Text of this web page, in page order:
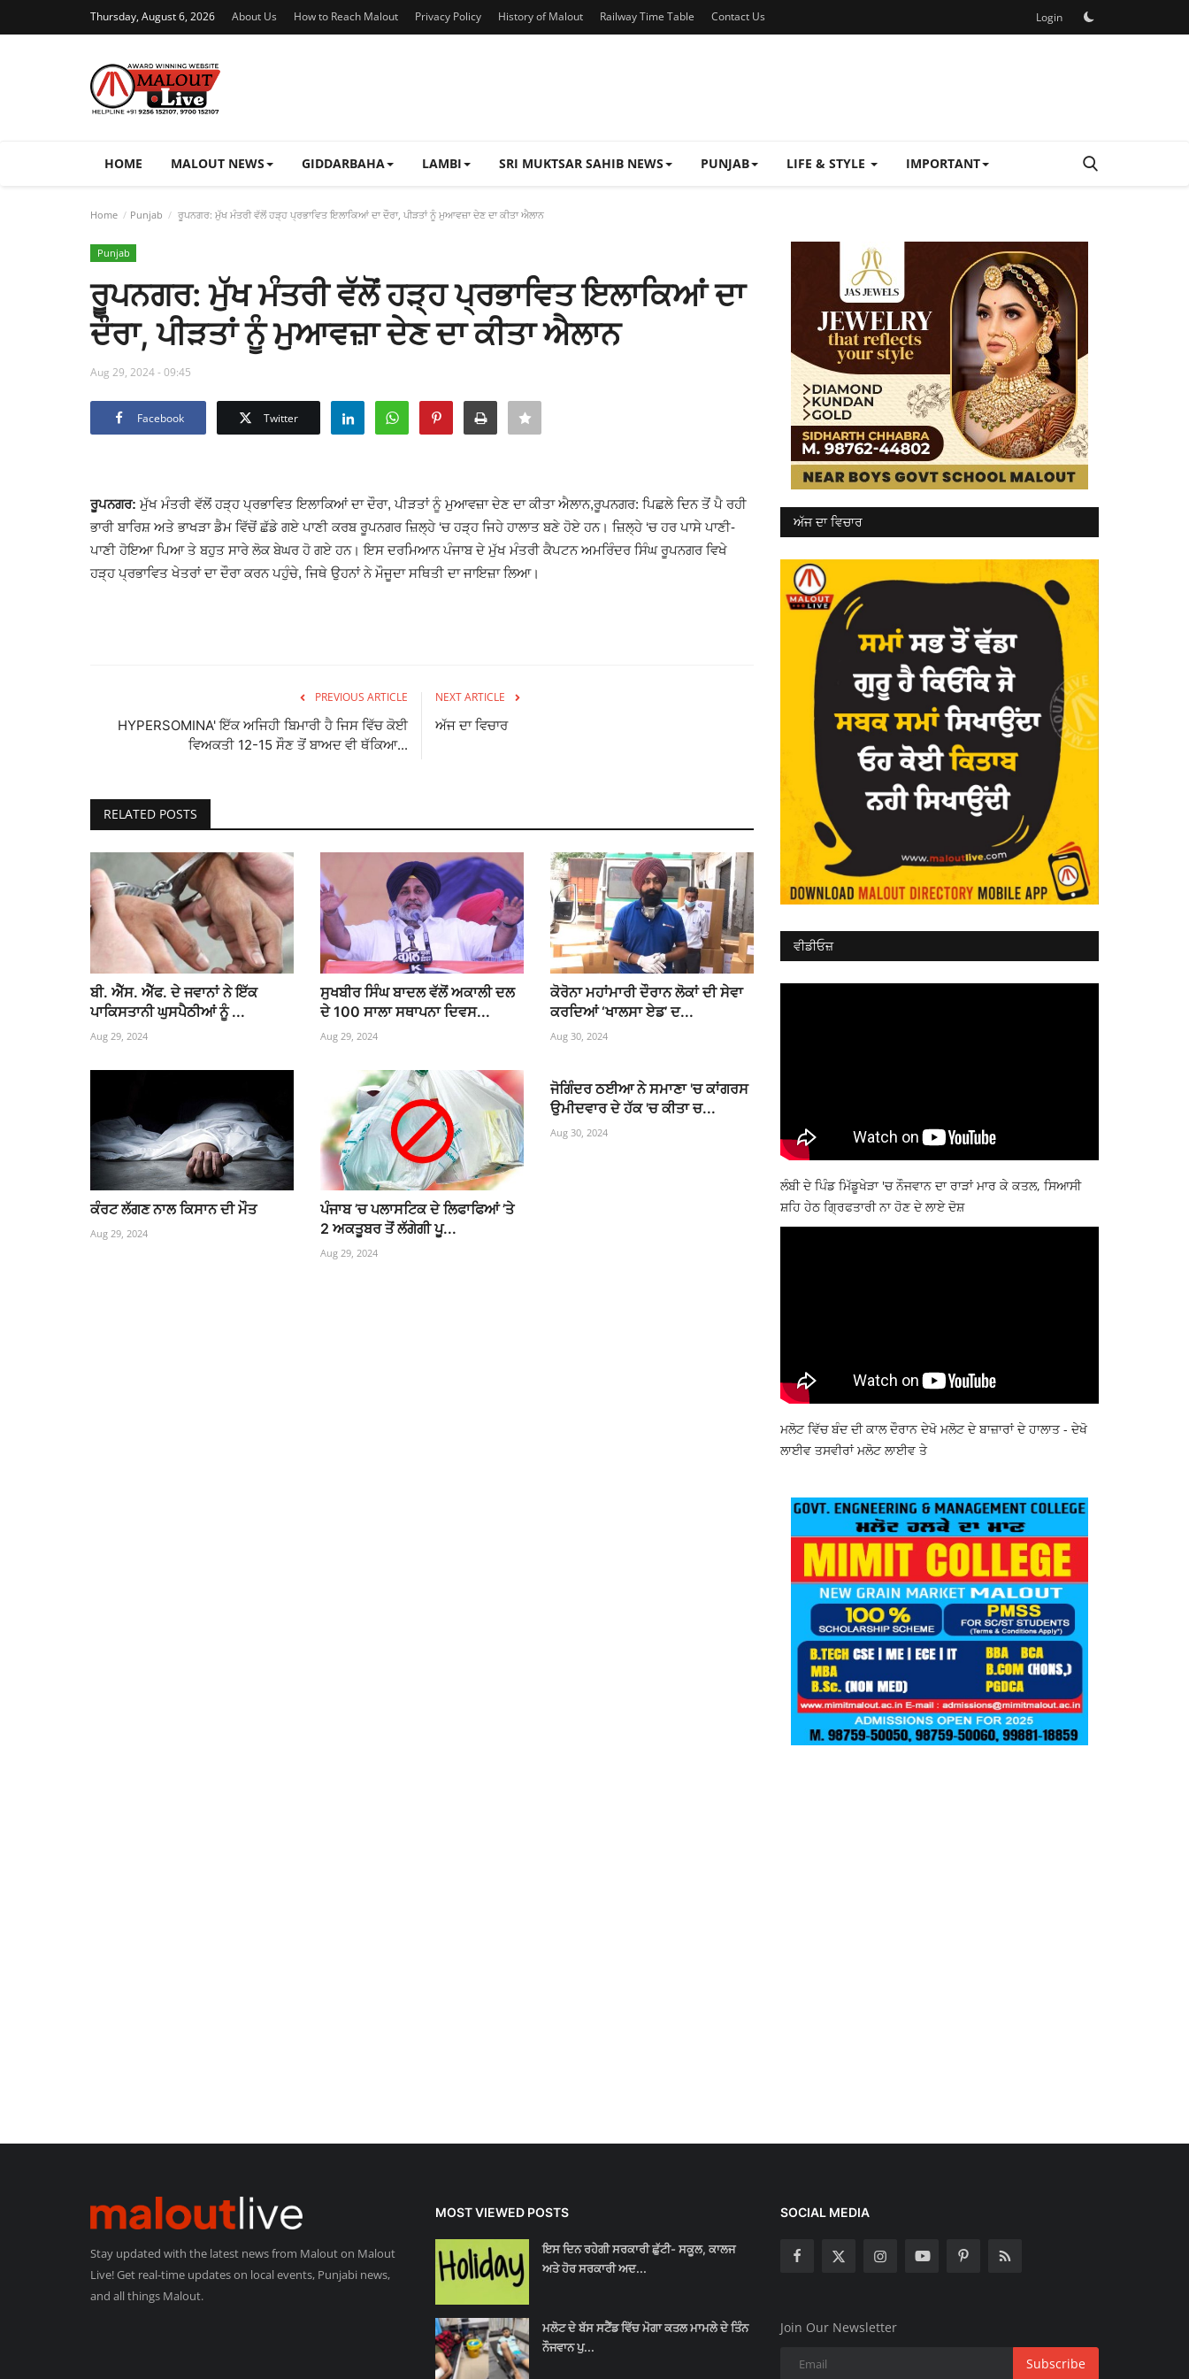
Thursday, August 6, 2026 About Us How to Reach Malout Privacy Policy History of Malout Railway Time Table Contact Us Login
HOME MALOUT NEWS GIDDARBAHA LAMBI SRI MUKTSAR SAHIB NEWS PUNJAB LIFE & STYLE IMPORTANT
Home Punjab ਰੂਪਨਗਰ: ਮੁੱਖ ਮੰਤਰੀ ਵੱਲੋਂ ਹੜ੍ਹ ਪ੍ਰਭਾਵਿਤ ਇਲਾਕਿਆਂ ਦਾ ਦੌਰਾ, ਪੀੜਤਾਂ ਨੂੰ ਮੁਆਵਜ਼ਾ ਦੇਣ ਦਾ ਕੀਤਾ ਐਲਾਨ
Punjab
ਰੂਪਨਗਰ: ਮੁੱਖ ਮੰਤਰੀ ਵੱਲੋਂ ਹੜ੍ਹ ਪ੍ਰਭਾਵਿਤ ਇਲਾਕਿਆਂ ਦਾ
ਦੌਰਾ, ਪੀੜਤਾਂ ਨੂੰ ਮੁਆਵਜ਼ਾ ਦੇਣ ਦਾ ਕੀਤਾ ਐਲਾਨ
Aug 29, 2024 - 09:45
Facebook Twitter
ਰੂਪਨਗਰ: ਮੁੱਖ ਮੰਤਰੀ ਵੱਲੋਂ ਹੜ੍ਹ ਪ੍ਰਭਾਵਿਤ ਇਲਾਕਿਆਂ ਦਾ ਦੌਰਾ, ਪੀੜਤਾਂ ਨੂੰ ਮੁਆਵਜ਼ਾ ਦੇਣ ਦਾ ਕੀਤਾ ਐਲਾਨ,ਰੂਪਨਗਰ: ਪਿਛਲੇ ਦਿਨ ਤੋਂ ਪੈ ਰਹੀ
ਭਾਰੀ ਬਾਰਿਸ਼ ਅਤੇ ਭਾਖੜਾ ਡੈਮ ਵਿੱਚੋਂ ਛੱਡੇ ਗਏ ਪਾਣੀ ਕਰਬ ਰੂਪਨਗਰ ਜ਼ਿਲ੍ਹੇ ‘ਚ ਹੜ੍ਹ ਜਿਹੇ ਹਾਲਾਤ ਬਣੇ ਹੋਏ ਹਨ। ਜ਼ਿਲ੍ਹੇ ‘ਚ ਹਰ ਪਾਸੇ ਪਾਣੀ-
ਪਾਣੀ ਹੋਇਆ ਪਿਆ ਤੇ ਬਹੁਤ ਸਾਰੇ ਲੋਕ ਬੇਘਰ ਹੋ ਗਏ ਹਨ। ਇਸ ਦਰਮਿਆਨ ਪੰਜਾਬ ਦੇ ਮੁੱਖ ਮੰਤਰੀ ਕੈਪਟਨ ਅਮਰਿੰਦਰ ਸਿੰਘ ਰੂਪਨਗਰ ਵਿਖੇ
ਹੜ੍ਹ ਪ੍ਰਭਾਵਿਤ ਖੇਤਰਾਂ ਦਾ ਦੌਰਾ ਕਰਨ ਪਹੁੰਚੇ, ਜਿਥੇ ਉਹਨਾਂ ਨੇ ਮੌਜੂਦਾ ਸਥਿਤੀ ਦਾ ਜਾਇਜ਼ਾ ਲਿਆ।
PREVIOUS ARTICLE
HYPERSOMINA' ਇੱਕ ਅਜਿਹੀ ਬਿਮਾਰੀ ਹੈ ਜਿਸ ਵਿੱਚ ਕੋਈ
ਵਿਅਕਤੀ 12-15 ਸੌਣ ਤੋਂ ਬਾਅਦ ਵੀ ਥੱਕਿਆ...
NEXT ARTICLE
ਅੱਜ ਦਾ ਵਿਚਾਰ
RELATED POSTS
ਬੀ. ਐੱਸ. ਐੱਫ. ਦੇ ਜਵਾਨਾਂ ਨੇ ਇੱਕ
ਪਾਕਿਸਤਾਨੀ ਘੁਸਪੈਠੀਆਂ ਨੂੰ ...
Aug 29, 2024
ਸੁਖਬੀਰ ਸਿੰਘ ਬਾਦਲ ਵੱਲੋਂ ਅਕਾਲੀ ਦਲ
ਦੇ 100 ਸਾਲਾ ਸਥਾਪਨਾ ਦਿਵਸ...
Aug 29, 2024
ਕੋਰੋਨਾ ਮਹਾਂਮਾਰੀ ਦੌਰਾਨ ਲੋਕਾਂ ਦੀ ਸੇਵਾ
ਕਰਦਿਆਂ ‘ਖਾਲਸਾ ਏਡ’ ਦ...
Aug 30, 2024
ਕੰਰਟ ਲੱਗਣ ਨਾਲ ਕਿਸਾਨ ਦੀ ਮੌਤ
Aug 29, 2024
ਪੰਜਾਬ ’ਚ ਪਲਾਸਟਿਕ ਦੇ ਲਿਫਾਫਿਆਂ ’ਤੇ
2 ਅਕਤੂਬਰ ਤੋਂ ਲੱਗੇਗੀ ਪੂ...
Aug 29, 2024
ਜੋਗਿੰਦਰ ਠਈਆ ਨੇ ਸਮਾਣਾ 'ਚ ਕਾਂਗਰਸ
ਉਮੀਦਵਾਰ ਦੇ ਹੱਕ 'ਚ ਕੀਤਾ ਚ...
Aug 30, 2024
ਅੱਜ ਦਾ ਵਿਚਾਰ
ਵੀਡੀਓਜ਼
ਲੰਬੀ ਦੇ ਪਿੰਡ ਮਿੱਡੂਖੇੜਾ 'ਚ ਨੌਜਵਾਨ ਦਾ ਰਾੜਾਂ ਮਾਰ ਕੇ ਕਤਲ, ਸਿਆਸੀ
ਸ਼ਹਿ ਹੇਠ ਗ੍ਰਿਫਤਾਰੀ ਨਾ ਹੋਣ ਦੇ ਲਾਏ ਦੋਸ਼
ਮਲੋਟ ਵਿੱਚ ਬੰਦ ਦੀ ਕਾਲ ਦੌਰਾਨ ਦੇਖੋ ਮਲੋਟ ਦੇ ਬਾਜ਼ਾਰਾਂ ਦੇ ਹਾਲਾਤ - ਦੇਖੋ
ਲਾਈਵ ਤਸਵੀਰਾਂ ਮਲੋਟ ਲਾਈਵ ਤੇ
Stay updated with the latest news from Malout on Malout
Live! Get real-time updates on local events, Punjabi news,
and all things Malout.
MOST VIEWED POSTS
ਇਸ ਦਿਨ ਰਹੇਗੀ ਸਰਕਾਰੀ ਛੁੱਟੀ- ਸਕੂਲ, ਕਾਲਜ
ਅਤੇ ਹੋਰ ਸਰਕਾਰੀ ਅਦ...
ਮਲੋਟ ਦੇ ਬੱਸ ਸਟੈਂਡ ਵਿੱਚ ਮੋਗਾ ਕਤਲ ਮਾਮਲੇ ਦੇ ਤਿੰਨ
ਨੌਜਵਾਨ ਪੁ...
SOCIAL MEDIA
Join Our Newsletter
Subscribe